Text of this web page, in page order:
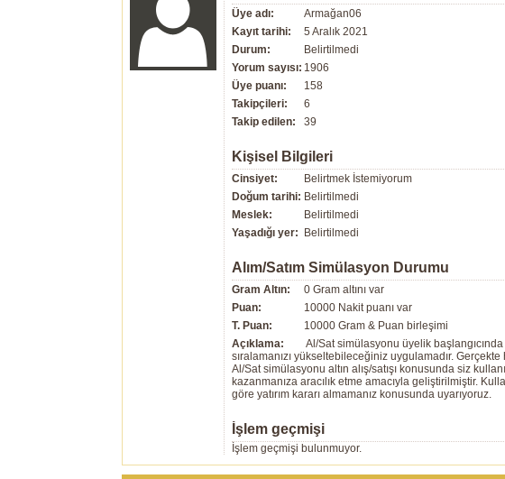
Üye adı:
Armağan06
Kayıt tarihi:
5 Aralık 2021
Durum:
Belirtilmedi
Yorum sayısı: 1906
Üye puanı:
158
Takipçileri:
6
Takip edilen:
39
Kişisel Bilgileri
Cinsiyet:
Belirtmek İstemiyorum
Doğum tarihi: Belirtilmedi
Meslek:
Belirtilmedi
Yaşadığı yer:
Belirtilmedi
Alım/Satım Simülasyon Durumu
Gram Altın:
0 Gram altını var
Puan:
10000 Nakit puanı var
T. Puan:
10000 Gram & Puan birleşimi
Açıklama:
Al/Sat simülasyonu üyelik
sıralamanızı yükseltebileceğiniz uygulamadır.
Al/Sat simülasyonu altın alış/satışı konusunda siz
kazanmanıza aracılık etme amacıyla geliştirilmiştir.
göre yatırım kararı almamanız konusunda uyarıyoruz.
İşlem geçmişi
İşlem geçmişi bulunmuyor.